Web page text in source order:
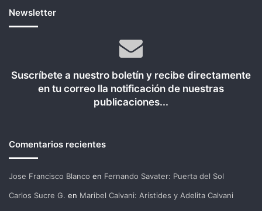
Newsletter
Suscríbete a nuestro boletín y recibe directamente
en tu correo lla notificación de nuestras
publicaciones...
Comentarios recientes
Jose Francisco Blanco en Fernando Savater: Puerta del Sol
Carlos Sucre G. en Maribel Calvani: Arístides y Adelita Calvani